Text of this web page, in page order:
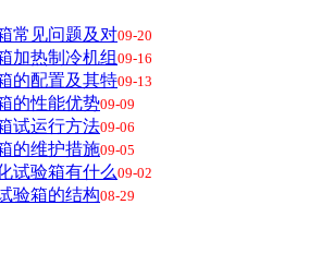
常见问题及对09-20
加热制冷机组 09-16
的配置及其特09-13
的性能优势09-09
试运行方法09-06
的维护措施09-05
试验箱有什么09-02
验箱的结构08-29